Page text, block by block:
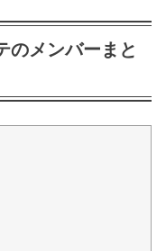
のメンバーまと